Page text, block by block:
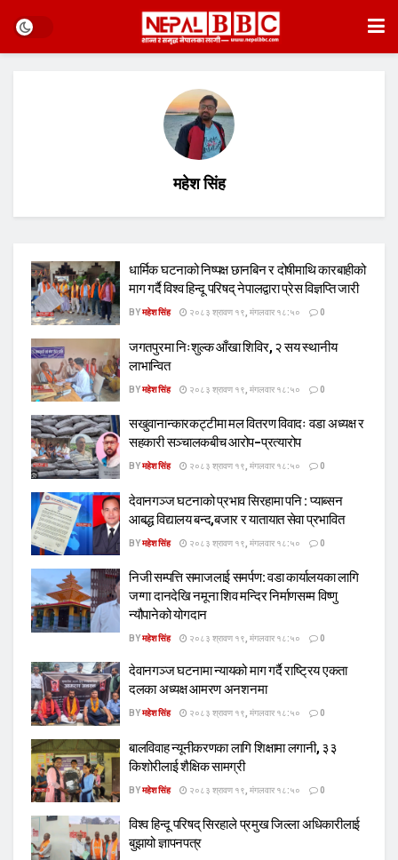
महेश सिंह
धार्मिक घटनाको निष्पक्ष छानबिन र दोषीमाथि कारबाहीको
माग गर्दै विश्व हिन्दू परिषद् नेपालद्वारा प्रेस विज्ञप्ति जारी
BYमहेश सिंह २०८३ श्रावण १९, मंगलवार १८:५० 0
जगतपुरमा निःशुल्क आँखा शिविर, २ सय स्थानीय
लाभान्वित
BYमहेश सिंह २०८३ श्रावण १९, मंगलवार १८:५० 0
सखुवानान्कारकट्टीमा मल वितरण विवादः वडा अध्यक्ष र
सहकारी सञ्चालकबीच आरोप–प्रत्यारोप
BYमहेश सिंह २०८३ श्रावण १९, मंगलवार १८:५० 0
देवानगञ्ज घटनाको प्रभाव सिरहामा पनि : प्याब्सन
आबद्ध विद्यालय बन्द,बजार र यातायात सेवा प्रभावित
BYमहेश सिंह २०८३ श्रावण १९, मंगलवार १८:५० 0
निजी सम्पत्ति समाजलाई समर्पण: वडा कार्यालयका लागि
जग्गा दानदेखि नमूना शिव मन्दिर निर्माणसम्म विष्णु
न्यौपानेको योगदान
BYमहेश सिंह २०८३ श्रावण १९, मंगलवार १८:५० 0
देवानगञ्ज घटनामा न्यायको माग गर्दै राष्ट्रिय एकता
दलका अध्यक्ष आमरण अनशनमा
BYमहेश सिंह २०८३ श्रावण १९, मंगलवार १८:५० 0
बालविवाह न्यूनीकरणका लागि शिक्षामा लगानी, ३३
किशोरीलाई शैक्षिक सामग्री
BYमहेश सिंह २०८३ श्रावण १९, मंगलवार १८:५० 0
विश्व हिन्दू परिषद् सिरहाले प्रमुख जिल्ला अधिकारीलाई
बुझायो ज्ञापनपत्र